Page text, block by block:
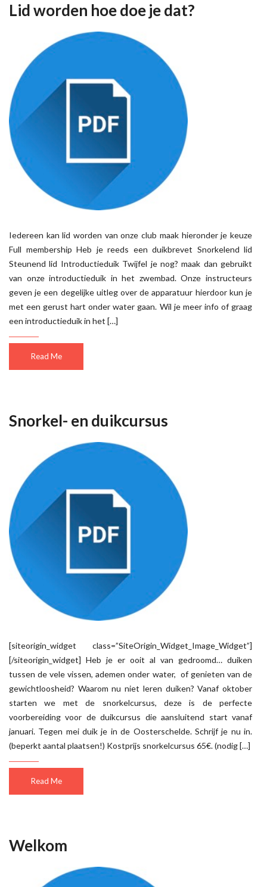
Lid worden hoe doe je dat?
Iedereen kan lid worden van onze club maak hieronder je keuze
Full membership Heb je reeds een duikbrevet Snorkelend lid
Steunend lid Introductieduik Twijfel je nog? maak dan gebruikt
van onze introductieduik in het zwembad. Onze instructeurs
geven je een degelijke uitleg over de apparatuur hierdoor kun je
met een gerust hart onder water gaan. Wil je meer info of graag
een introductieduik in het […]
Read Me
Snorkel- en duikcursus
[siteorigin_widget class=”SiteOrigin_Widget_Image_Widget”]
[/siteorigin_widget] Heb je er ooit al van gedroomd… duiken
tussen de vele vissen, ademen onder water, of genieten van de
gewichtloosheid? Waarom nu niet leren duiken? Vanaf oktober
starten we met de snorkelcursus, deze is de perfecte
voorbereiding voor de duikcursus die aansluitend start vanaf
januari. Tegen mei duik je in de Oosterschelde. Schrijf je nu in.
(beperkt aantal plaatsen!) Kostprijs snorkelcursus 65€. (nodig […]
Read Me
Welkom